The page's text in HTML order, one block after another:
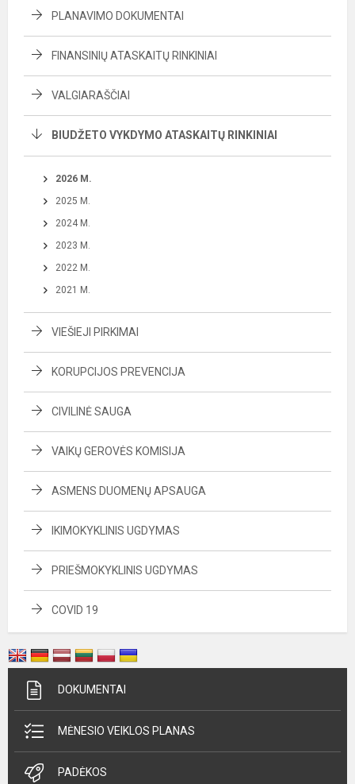
PLANAVIMO DOKUMENTAI
FINANSINIŲ ATASKAITŲ RINKINIAI
VALGIARAŠČIAI
BIUDŽETO VYKDYMO ATASKAITŲ RINKINIAI
2026 M.
2025 M.
2024 M.
2023 M.
2022 M.
2021 M.
VIEŠIEJI PIRKIMAI
KORUPCIJOS PREVENCIJA
CIVILINĖ SAUGA
VAIKŲ GEROVĖS KOMISIJA
ASMENS DUOMENŲ APSAUGA
IKIMOKYKLINIS UGDYMAS
PRIEŠMOKYKLINIS UGDYMAS
COVID 19
DOKUMENTAI
MĖNESIO VEIKLOS PLANAS
PADĖKOS